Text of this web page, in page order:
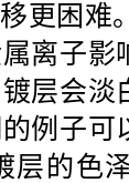
更困难
离子影
层会
例子可
层的色